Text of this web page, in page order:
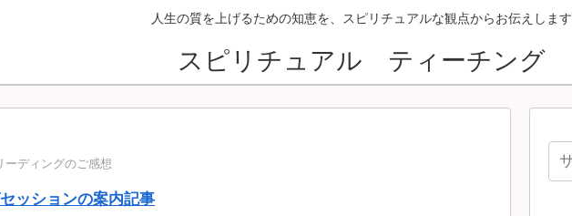
人生の質を上げるための知恵を、スピリチュアルな観点からお伝えします
スピリチュアル ティーチング
ーディングのご感想
ッションの案内記事